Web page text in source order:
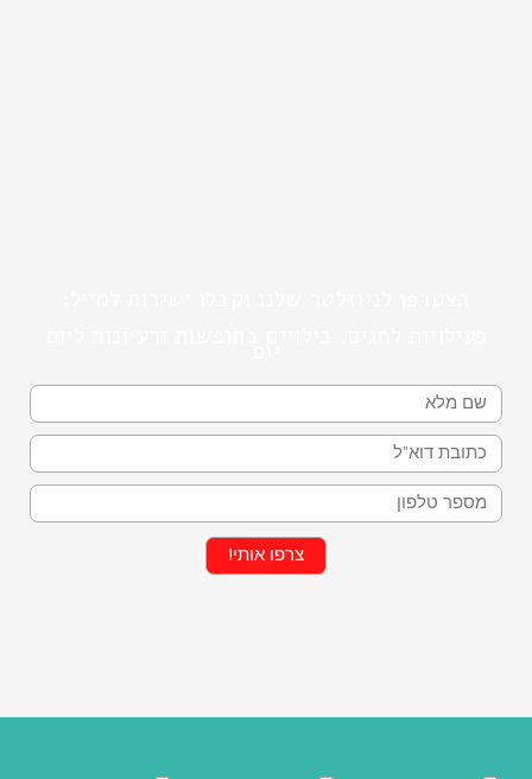
שם
מייל
טלפון
צרפו אותי!